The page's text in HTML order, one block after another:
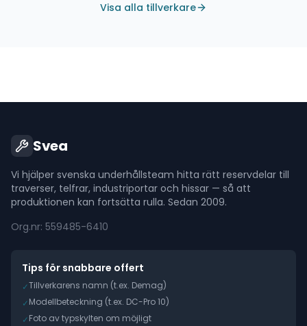
Visa alla tillverkare
Svea
Vi hjälper svenska underhållsteam hitta rätt reservdelar till
traverser, telfrar, industriportar och hissar — så att
produktionen kan fortsätta rulla. Sedan 2009.
Org.nr: 559485-6410
Tips för snabbare offert
✓Tillverkarens namn (t.ex. Demag)
✓Modellbeteckning (t.ex. DC-Pro 10)
✓Foto av typskylten om möjligt